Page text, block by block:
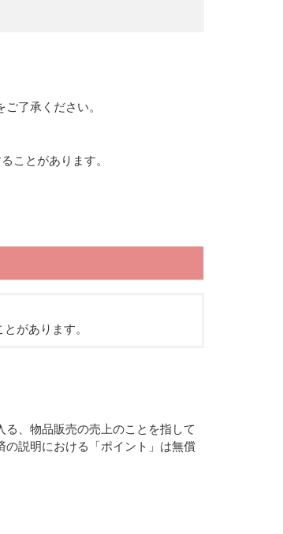
了承ください。
ことがあります。
があります。
、物品販売の売上のことを指して
の説明における「ポイント」は無償